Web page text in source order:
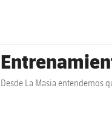
Desde La Masia entendemos